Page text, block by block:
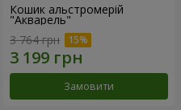
Кошик альстромерій
"Акварель"
3 764 грн
Замовити